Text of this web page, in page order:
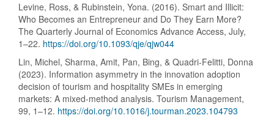
Levine, Ross, & Rubinstein, Yona. (2016). Smart and Illicit:
Who Becomes an Entrepreneur and Do They Earn More?
The Quarterly Journal of Economics Advance Access, July,
1–22. https://doi.org/10.1093/qje/qjw044
Lin, Michel, Sharma, Amit, Pan, Bing, & Quadri-Felitti, Donna
(2023). Information asymmetry in the innovation adoption
decision of tourism and hospitality SMEs in emerging
markets: A mixed-method analysis. Tourism Management,
99, 1–12. https://doi.org/10.1016/j.tourman.2023.104793